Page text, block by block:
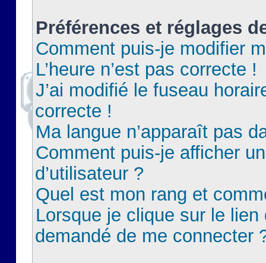
Préférences et réglages
Comment puis-je modifier
L’heure n’est pas correcte !
J’ai modifié le fuseau
correcte !
Ma langue n’apparaît pas
Comment puis-je afficher
d’utilisateur ?
Quel est mon rang et
Lorsque je clique sur le lien
demandé de me connecter